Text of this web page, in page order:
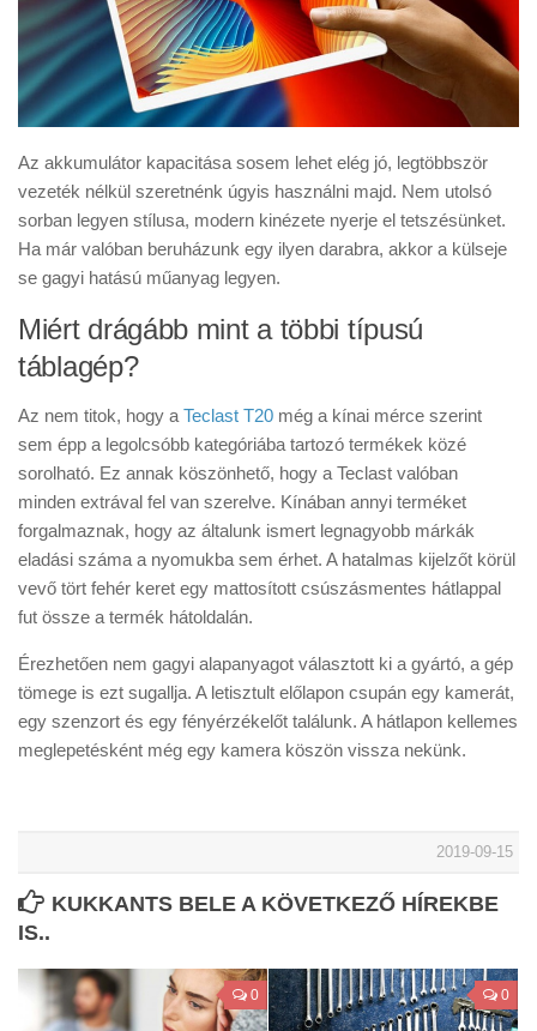
Az akkumulátor kapacitása sosem lehet elég jó, legtöbbször
vezeték nélkül szeretnénk úgyis használni majd. Nem utolsó
sorban legyen stílusa, modern kinézete nyerje el tetszésünket.
Ha már valóban beruházunk egy ilyen darabra, akkor a külseje
se gagyi hatású műanyag legyen.
Miért drágább mint a többi típusú
táblagép?
Az nem titok, hogy a Teclast T20 még a kínai mérce szerint
sem épp a legolcsóbb kategóriába tartozó termékek közé
sorolható. Ez annak köszönhető, hogy a Teclast valóban
minden extrával fel van szerelve. Kínában annyi terméket
forgalmaznak, hogy az általunk ismert legnagyobb márkák
eladási száma a nyomukba sem érhet. A hatalmas kijelzőt körül
vevő tört fehér keret egy mattosított csúszásmentes hátlappal
fut össze a termék hátoldalán.
Érezhetően nem gagyi alapanyagot választott ki a gyártó, a gép
tömege is ezt sugallja. A letisztult előlapon csupán egy kamerát,
egy szenzort és egy fényérzékelőt találunk. A hátlapon kellemes
meglepetésként még egy kamera köszön vissza nekünk.
2019-09-15
KUKKANTS BELE A KÖVETKEZŐ HÍREKBE
IS..
0 0